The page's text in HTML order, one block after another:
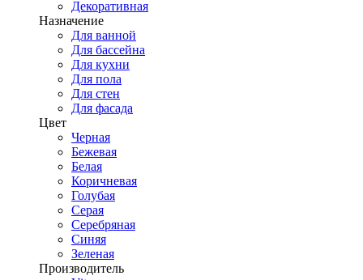
Декоративная
Назначение
Для ванной
Для бассейна
Для кухни
Для пола
Для стен
Для фасада
Цвет
Черная
Бежевая
Белая
Коричневая
Голубая
Серая
Серебряная
Синяя
Зеленая
Производитель